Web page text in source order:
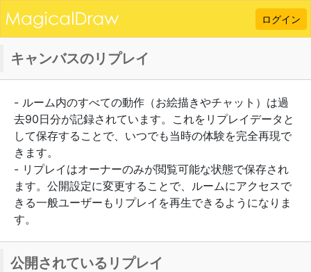
ログイン
キャンバスのリプレイ
- ルーム内のすべての動作（お絵描きやチャット）は過
去90日分が記録されています。これをリプレイデータと
して保存することで、いつでも当時の体験を完全再現で
きます。
- リプレイはオーナーのみが閲覧可能な状態で保存され
ます。公開設定に変更することで、ルームにアクセスで
きる一般ユーザーもリプレイを再生できるようになりま
す。
公開されているリプレイ